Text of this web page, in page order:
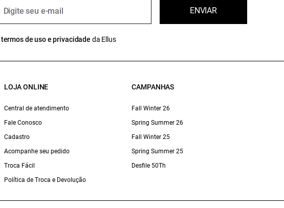
ENVIAR
termos de uso e privacidade da Ellus
LOJA ONLINE
Central de atendimento
Fale Conosco
Cadastro
Acompanhe seu pedido
Troca Fácil
Política de Troca e Devolução
CAMPANHAS
Fall Winter 26
Spring Summer 26
Fall Winter 25
Spring Summer 25
Desfile 50Th